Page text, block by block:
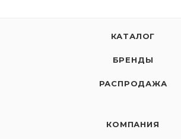
КАТАЛОГ
БРЕНДЫ
РАСПРОДАЖА
КОМПАНИЯ